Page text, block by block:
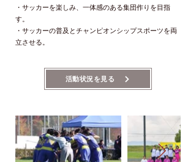
・サッカーを楽しみ、一体感のある集団作りを目指
す。
・サッカーの普及とチャンピオンシップスポーツを両
立させる。
活動状況を見る